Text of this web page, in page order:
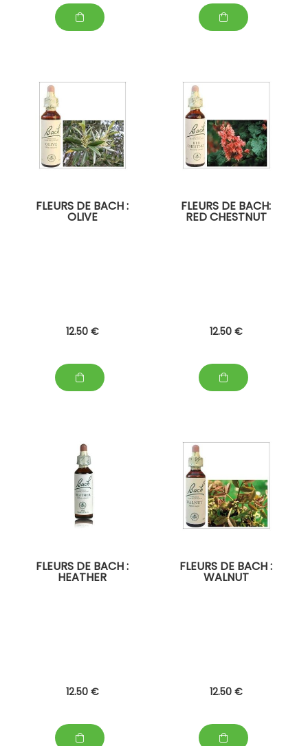
FLEURS DE BACH :
OLIVE
12.50 €
FLEURS DE BACH:
RED CHESTNUT
12.50 €
FLEURS DE BACH :
HEATHER
12.50 €
FLEURS DE BACH :
WALNUT
12.50 €